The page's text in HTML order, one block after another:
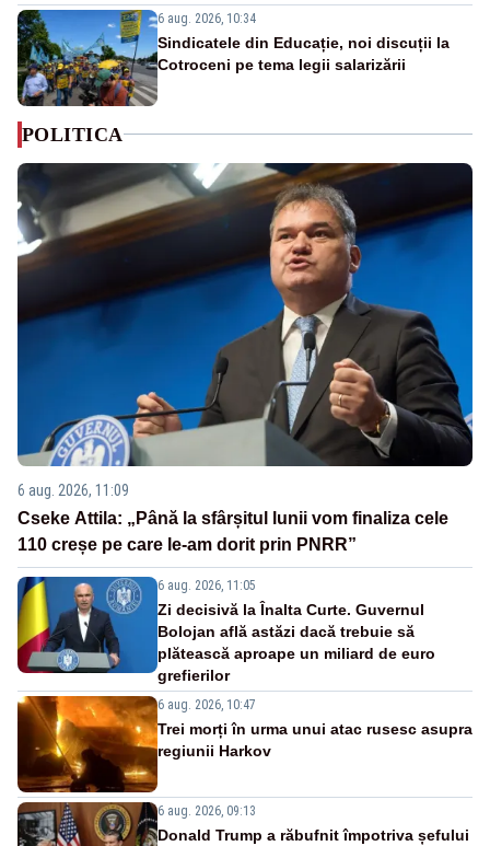
6 aug. 2026, 10:34
Sindicatele din Educație, noi discuții la
Cotroceni pe tema legii salarizării
POLITICA
6 aug. 2026, 11:09
Cseke Attila: „Până la sfârșitul lunii vom finaliza cele
110 creșe pe care le-am dorit prin PNRR”
6 aug. 2026, 11:05
Zi decisivă la Înalta Curte. Guvernul
Bolojan află astăzi dacă trebuie să
plătească aproape un miliard de euro
grefierilor
6 aug. 2026, 10:47
Trei morți în urma unui atac rusesc asupra
regiunii Harkov
6 aug. 2026, 09:13
Donald Trump a răbufnit împotriva șefului